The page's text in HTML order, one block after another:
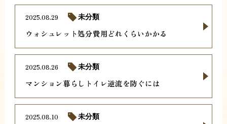
ウォシュレット処分費用どれくらいかかる
2025.08.29 未分類
マンション暮らしトイレ逆流を防ぐには
2025.08.26 未分類
2025.08.10 未分類